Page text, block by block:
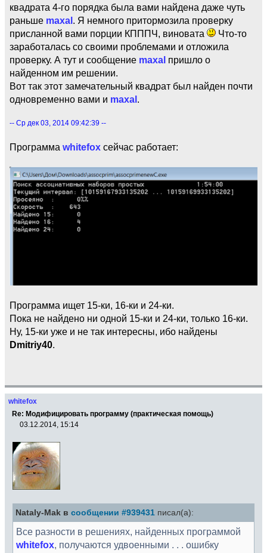
квадрата 4-го порядка была вами найдена даже чуть
раньше maxal. Я немного притормозила проверку
присланной вами порции КПППЧ, виновата
Что-то
заработалась со своими проблемами и отложила
проверку. А тут и сообщение maxal пришло о
найденном им решении.
Вот так этот замечательный квадрат был найден почти
одновременно вами и maxal.
-- Ср дек 03, 2014 09:42:39 --
Программа whitefox сейчас работает:
Программа ищет 15-ки, 16-ки и 24-ки.
Пока не найдено ни одной 15-ки и 24-ки, только 16-ки.
Ну, 15-ки уже и не так интересны, ибо найдены
Dmitriy40.
whitefox
Re: Модифицировать программу (практическая помощь)
03.12.2014, 15:14
Nataly-Mak в сообщении #939431 писал(а):
Все разности в решениях, найденных программой
whitefox, получаются удвоенными . . . ошибку